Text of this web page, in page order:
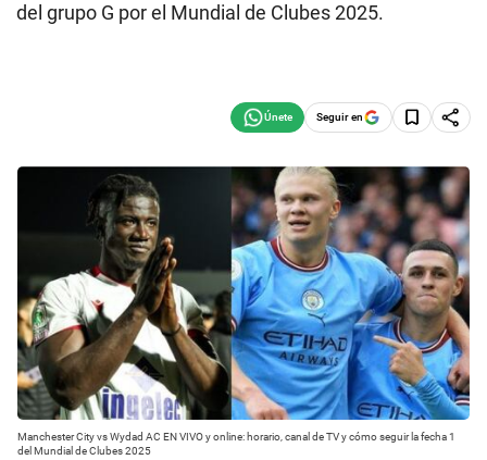
del grupo G por el Mundial de Clubes 2025.
Seguir en
Manchester City vs Wydad AC EN VIVO y online: horario, canal de TV y cómo seguir la fecha 1
del Mundial de Clubes 2025